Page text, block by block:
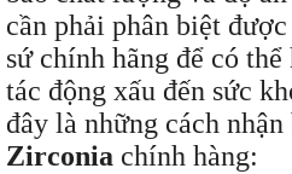
cần phải phân biệt được
sứ chính hãng để có
tác động xấu đến sức
đây là những cách nhận
Zirconia chính hàng: